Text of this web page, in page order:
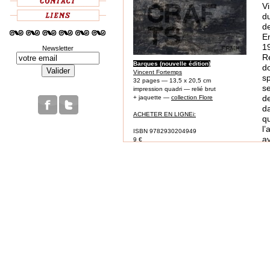
Newsletter
Barques (nouvelle édition)
Vincent Fortemps
32 pages — 13,5 x 20,5 cm
impression quadri — relié brut
+ jaquette — collection Flore
ACHETER EN LIGNEi:
ISBN 9782930204949
9 €